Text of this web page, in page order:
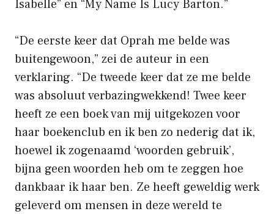
Isabelle” en “My Name Is Lucy Barton.”
“De eerste keer dat Oprah me belde was
buitengewoon,” zei de auteur in een
verklaring. “De tweede keer dat ze me belde
was absoluut verbazingwekkend! Twee keer
heeft ze een boek van mij uitgekozen voor
haar boekenclub en ik ben zo nederig dat ik,
hoewel ik zogenaamd ‘woorden gebruik’,
bijna geen woorden heb om te zeggen hoe
dankbaar ik haar ben. Ze heeft geweldig werk
geleverd om mensen in deze wereld te